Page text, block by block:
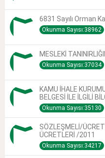
6831 Sayılı Orman
Okunma Sayısı:38962
MESLEKİ
Okunma Sayısı:37034
KAMU İHALE
BELGESİ İLE İLGİLİ
Okunma Sayısı:35130
SÖZLEŞMELİ/
ÜCRETLERİ /2011
Okunma Sayısı:34217